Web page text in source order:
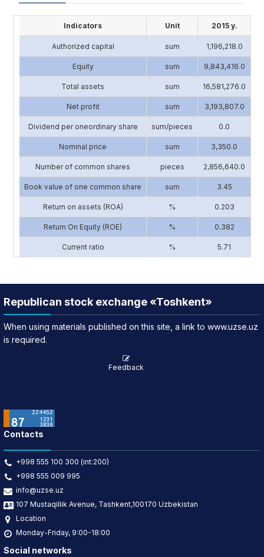
Indicators Unit 2015 y.
Authorized capital sum 1,196,218.0
Equity sum 9,843,416.0
Total assets sum 16,581,276.0
Net profit sum 3,193,807.0
Dividend per oneordinary share sum/pieces 0.0
Nominal price sum 3,350.0
Number of common shares pieces 2,856,640.0
Book value of one common share sum 3.45
Return on assets (ROA) % 0.203
Return On Equity (ROE) % 0.382
Current ratio % 5.71
Republican stock exchange «Toshkent»
When using materials published on this site, a link to www.uzse.uz
is required.
Feedback
Contacts
+998 555 100 300 (int:200)
+998 555 009 995
info@uzse.uz
107 Mustaqillik Avenue, Tashkent,100170 Uzbekistan
Location
Monday-Friday, 9:00-18:00
Social networks